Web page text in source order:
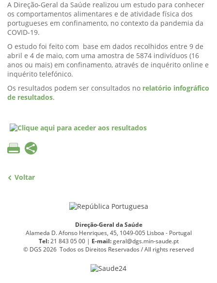
A Direção-Geral da Saúde realizou um estudo para conhecer
os comportamentos alimentares e de atividade física dos
portugueses em confinamento, no contexto da pandemia da
COVID-19.
O estudo foi feito com base em dados recolhidos entre 9 de
abril e 4 de maio, com uma amostra de 5874 indivíduos (16
anos ou mais) em confinamento, através de inquérito online e
inquérito telefónico.
Os resultados podem ser consultados no relatório infográfico
de resultados.
Voltar
Direção-Geral da Saúde
Alameda D. Afonso Henriques, 45, 1049-005 Lisboa - Portugal
Tel:21 843 05 00 | E-mail: geral@dgs.min-saude.pt
© DGS 2026 Todos os Direitos Reservados / All rights reserved